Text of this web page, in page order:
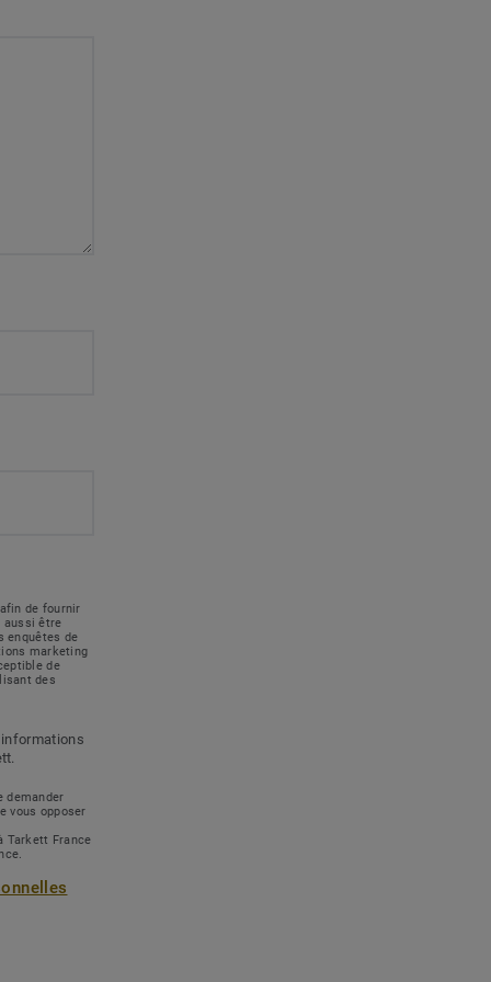
de fournir
aussi être
enquêtes de
marketing
de
des
demander
vous opposer
Tarkett France